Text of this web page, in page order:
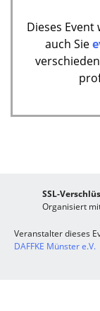
Dieses
auch Sie
SSL-
Organisiert
Veranstalter dieses
DAFFKE Münster e.V.